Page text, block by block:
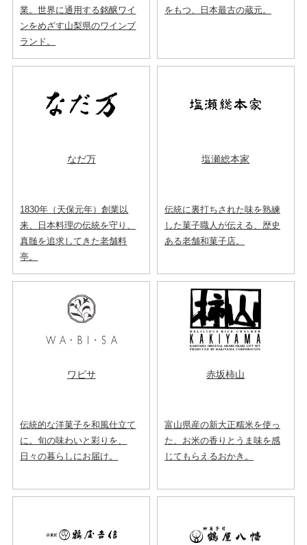
業。世界に通用する銘醸ワイ
ンをめざす山梨県のワインブ
ランド。
をもつ、日本最古の蔵元。
なだ万
1830年（天保元年）創業以
来、日本料理の伝統を守り、
真髄を追求してきた老舗料
亭。
塩瀬総本家
伝統に裏打ちされた味を熟練
した菓子職人が伝える、歴史
ある老舗和菓子店。
ワビサ
伝統的な洋菓子を和風仕立て
に。旬の味わいと彩りを、
日々の暮らしにお届け。
赤坂柿山
富山県産の新大正糯米を使っ
た、お米の香りとうま味を感
じてもらえるおかき。